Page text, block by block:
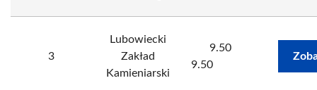
3
Lubowiecki
Zakład
Kamieniarski
9.50
9.50